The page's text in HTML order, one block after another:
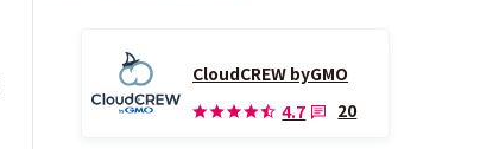
CloudCREW byGMO
4.7
20